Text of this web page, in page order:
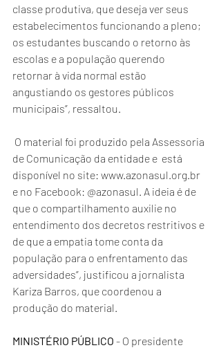
classe produtiva, que deseja ver seus
estabelecimentos funcionando a pleno;
os estudantes buscando o retorno às
escolas e a população querendo
retornar à vida normal estão
angustiando os gestores públicos
municipais”, ressaltou.
de Comunicação da entidade e  está
disponível no site: www.azonasul.org.br
e no Facebook: @azonasul. A ideia é de
que o compartilhamento auxilie no
entendimento dos decretos restritivos e
de que a empatia tome conta da
população para o enfrentamento das
adversidades”, justificou a jornalista
Kariza Barros, que coordenou a
produção do material.
MINISTÉRIO PÚBLICO - O presidente